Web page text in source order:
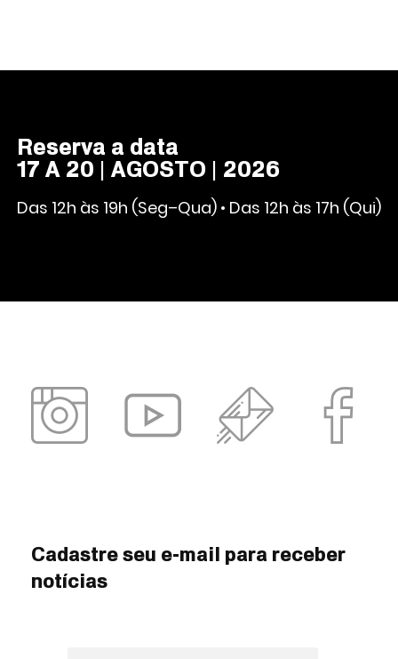
Reserva a data
17 A 20 | AGOSTO | 2026
Das 12h às 19h (Seg–Qua) • Das 12h às 17h (Qui)
Cadastre seu e-mail para receber
notícias